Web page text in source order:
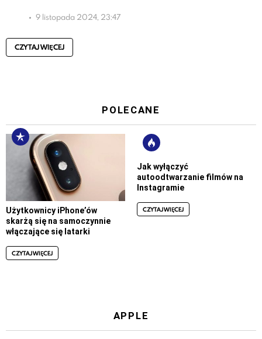
9 listopada 2024, 23:47
CZYTAJ WIĘCEJ
POLECANE
Użytkownicy iPhone’ów
skarżą się na samoczynnie
włączające się latarki
CZYTAJ WIĘCEJ
Jak wyłączyć
autoodtwarzanie filmów na
Instagramie
CZYTAJ WIĘCEJ
APPLE